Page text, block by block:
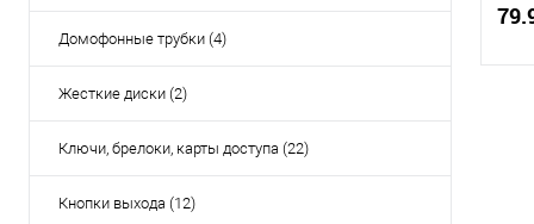
Домофонные трубки (4)
Жесткие диски (2)
Ключи, брелоки, карты доступа (22)
Кнопки выхода (12)